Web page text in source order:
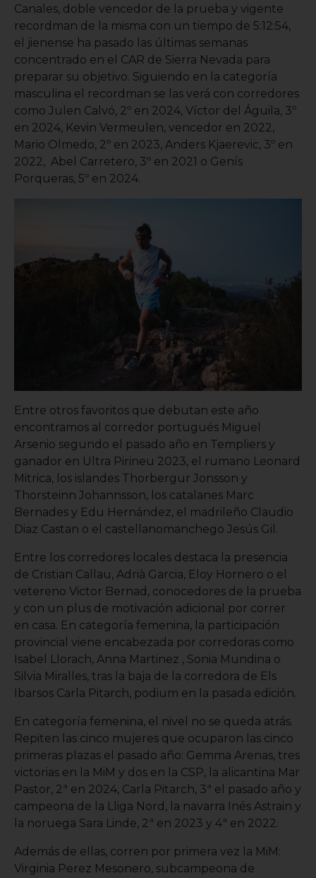
Canales, doble vencedor de la prueba y vigente
recordman de la misma con un tiempo de 5:12:54,
el jienense ha pasado las últimas semanas
concentrado en el CAR de Sierra Nevada para
preparar su objetivo. Siguiendo en la categoría
masculina el recordman se las verá con corredores
como Julen Calvó, 2º en 2024, Víctor del Águila, 3º
en 2024, Kevin Vermeulen, vencedor en 2022,
Mario Olmedo, 2º en 2023, Anders Kjaerevic, 3º en
2022, Abel Carretero, 3º en 2021 o Genís
Porqueras, 5º en 2024.
Entre otros favoritos que debutan este año
encontramos al corredor portugués Miguel
Arsenio segundo el pasado año en Templiers y
ganador en Ultra Pirineu 2023, el rumano Leonard
Mitrica, los islandes Thorbergur Jonsson y
Thorsteinn Johannsson, los catalanes Marc
Bernades y Edu Hernández, el madrileño Claudio
Diaz Castan o el castellanomanchego Jesús Gil.
Entre los corredores locales destaca la presencia
de Cristian Callau, Adrià Garcia, Eloy Hornero o el
vetereno Victor Bernad, conocedores de la prueba
y con un plus de motivación adicional por correr
en casa. En categoría femenina, la participación
provincial viene encabezada por corredoras como
Isabel Llorach, Anna Martinez , Sonia Mundina o
Silvia Miralles, tras la baja de la corredora de Els
Ibarsos Carla Pitarch, podium en la pasada edición.
En categoría femenina, el nivel no se queda atrás.
Repiten las cinco mujeres que ocuparon las cinco
primeras plazas el pasado año: Gemma Arenas, tres
victorias en la MiM y dos en la CSP, la alicantina Mar
Pastor, 2ª en 2024, Carla Pitarch, 3ª el pasado año y
campeona de la Lliga Nord, la navarra Inés Astrain y
la noruega Sara Linde, 2ª en 2023 y 4ª en 2022.
Además de ellas, corren por primera vez la MiM:
Virginia Perez Mesonero, subcampeona de